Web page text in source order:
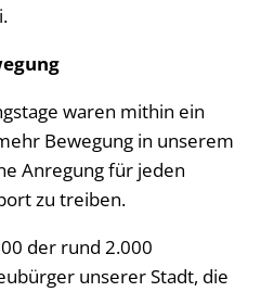
waren mithin ein
Bewegung in unserem
Anregung für jeden
zu treiben.
der rund 2.000
unserer Stadt, die